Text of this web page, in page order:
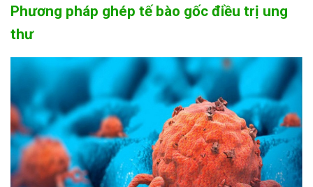
Phương pháp ghép tế bào gốc điều trị ung
thư